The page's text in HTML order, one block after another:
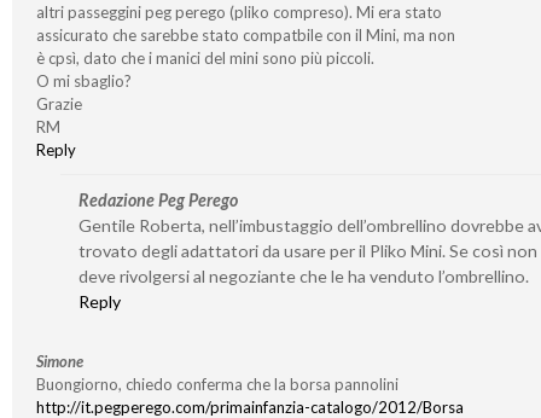
altri passeggini peg perego (pliko compreso). Mi era stato
assicurato che sarebbe stato compatbile con il Mini, ma non
è cpsì, dato che i manici del mini sono più piccoli.
O mi sbaglio?
Grazie
RM
Reply
Redazione Peg Perego
Gentile Roberta, nell’imbustaggio dell’ombrellino dovrebbe
trovato degli adattatori da usare per il Pliko Mini. Se così
deve rivolgersi al negoziante che le ha venduto l’ombrellino.
Reply
Simone
Buongiorno, chiedo conferma che la borsa pannolini
http://it.pegperego.com/primainfanzia-catalogo/2012/Borsa